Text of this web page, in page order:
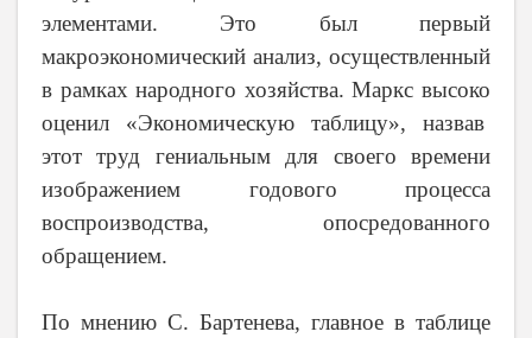
элементами. Это был первый
макроэкономический анализ, осуществленный
в рамках народного хозяйства. Маркс высоко
оценил «Экономическую таблицу», назвав
этот труд гениальным для своего времени
изображением годового процесса
воспроизводства, опосредованного
обращением.
По мнению С. Бартенева, главное в таблице